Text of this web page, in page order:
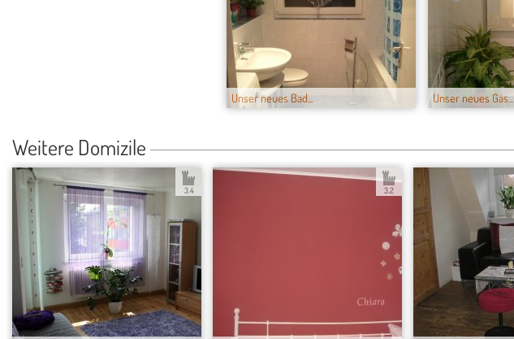
Unser neues Bad... Unser neues Gäs...
Weitere Domizile
3.4 3.2